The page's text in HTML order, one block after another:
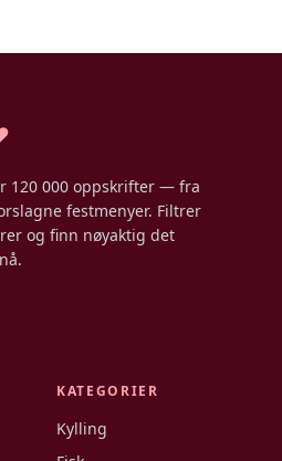
120 000 oppskrifter — fra
festmenyer. Filtrer
og finn nøyaktig det
KATEGORIER
Kylling